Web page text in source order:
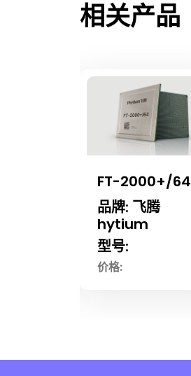
相关产品
FT-2000+/64
品牌: 飞腾
hytium
型号:
价格: